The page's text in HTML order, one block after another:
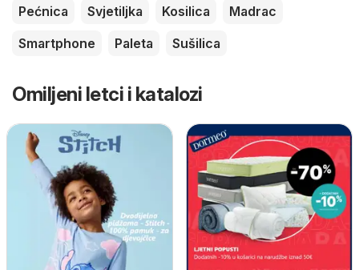
Pećnica
Svjetiljka Kosilica
Madrac
Smartphone
Paleta Sušilica
Omiljeni letci i katalozi